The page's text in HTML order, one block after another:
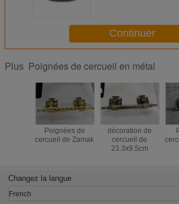
taille de 18.7*7.6 cm
Continuer
Plus Poignées de cercueil en métal
Poignées de
cercueil de Zamak
décoration de
cercueil de
23.3x9.5cm
Changez la langue
French